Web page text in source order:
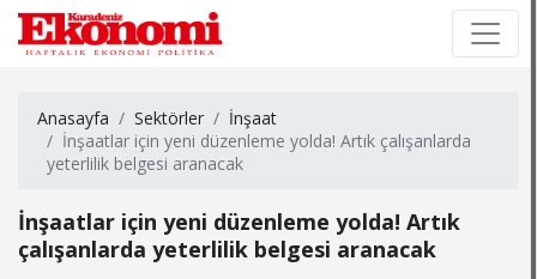
Anasayfa Sektörler
İnşaat
İnşaatlar için yeni düzenleme yolda! Artık çalışanlarda
yeterlilik belgesi aranacak
İnşaatlar için yeni düzenleme yolda! Artık
çalışanlarda yeterlilik belgesi aranacak
×
×